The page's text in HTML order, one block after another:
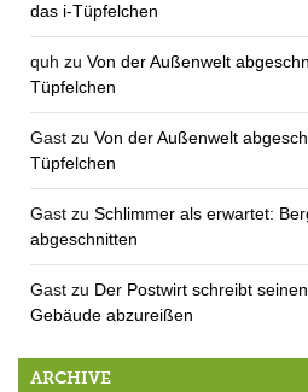
das i-Tüpfelchen
quh zu Von der Außenwelt
Tüpfelchen
Gast zu Von der Außenwelt
Tüpfelchen
Gast zu Schlimmer als erwartet:
abgeschnitten
Gast zu Der Postwirt schreibt
Gebäude abzureißen
ARCHIVE